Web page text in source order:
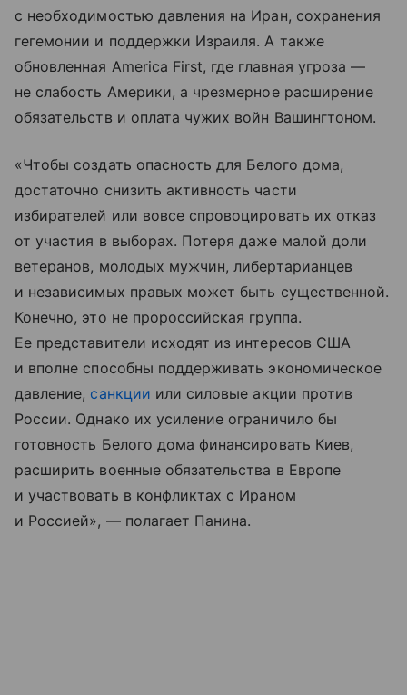
с необходимостью давления на Иран, сохранения
гегемонии и поддержки Израиля. А также
обновленная America First, где главная угроза —
не слабость Америки, а чрезмерное расширение
обязательств и оплата чужих войн Вашингтоном.
«Чтобы создать опасность для Белого дома,
достаточно снизить активность части
избирателей или вовсе спровоцировать их отказ
от участия в выборах. Потеря даже малой доли
ветеранов, молодых мужчин, либертарианцев
и независимых правых может быть существенной.
Конечно, это не пророссийская группа.
Ее представители исходят из интересов США
и вполне способны поддерживать экономическое
давление, санкции или силовые акции против
России. Однако их усиление ограничило бы
готовность Белого дома финансировать Киев,
расширить военные обязательства в Европе
и участвовать в конфликтах с Ираном
и Россией», — полагает Панина.